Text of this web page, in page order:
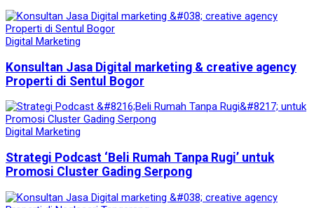
Digital Marketing
Konsultan Jasa Digital marketing & creative agency
Properti di Sentul Bogor
Digital Marketing
Strategi Podcast ‘Beli Rumah Tanpa Rugi’ untuk
Promosi Cluster Gading Serpong